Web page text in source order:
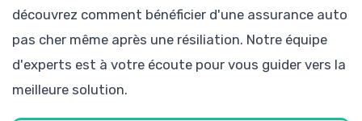
découvrez comment bénéficier d'une assurance auto
pas cher même après une résiliation. Notre équipe
d'experts est à votre écoute pour vous guider vers la
meilleure solution.